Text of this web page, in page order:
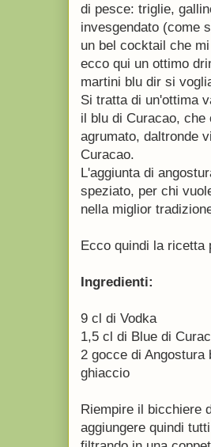
di pesce: triglie,
invesgendato (come
un bel cocktail che
ecco qui un ottimo
martini blu dir si
Si tratta di un'ottima
il blu di Curacao,
agrumato, daltronde
Curacao.
L'aggiunta di
speziato, per chi
nella miglior
Ecco quindi la ricetta
Ingredienti:
9 cl di Vodka
1,5 cl di Blue di
2 gocce di Angostura
ghiaccio
Riempire il bicchiere
aggiungere quindi